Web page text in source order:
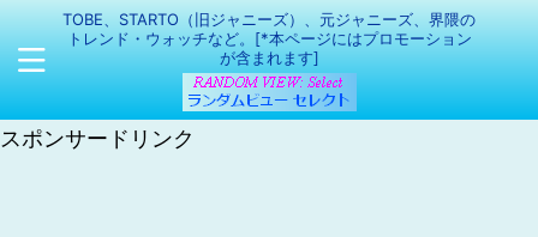
TOBE、STARTO（旧ジャニーズ）、元ジャニーズ、界隈の
トレンド・ウォッチなど。[*本ページにはプロモーション
が含まれます]
スポンサードリンク